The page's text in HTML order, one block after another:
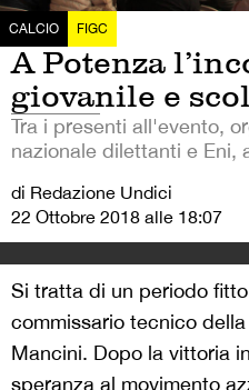
CALCIO FIGC
A Potenza
giovanile e
Tra i presenti all'evento,
nazionale dilettanti e Eni,
di Redazione Undici
22 Ottobre 2018 alle 18:07
Si tratta di un periodo
commissario tecnico
Mancini. Dopo la vittoria
speranza al movimento